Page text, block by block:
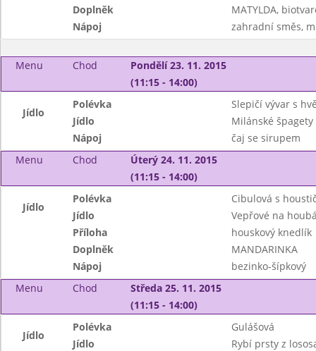
Doplněk
MATYLDA,
Nápoj
zahradní směs,
Menu Chod
Pondělí 23. 11. 2015
(11:15 - 14:00)
Jídlo
Polévka
Slepičí vývar s
Jídlo
Milánské
Nápoj
čaj se sirupem
Menu
Chod
Úterý 24. 11. 2015
(11:15 - 14:00)
Jídlo
Polévka
Cibulová s
Jídlo
Vepřové na
Příloha
houskový knedlík
Doplněk
MANDARINKA
Nápoj
bezinko-šípkový
Menu
Chod
Středa 25. 11. 2015
(11:15 - 14:00)
Jídlo
Polévka
Gulášová
Jídlo
Rybí prsty z